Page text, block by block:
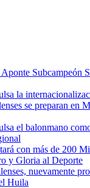
Aponte Subcampeón
la
se preparan en
el balonmano
con más de 200
y Gloria al Deporte
nuevamente
Huila